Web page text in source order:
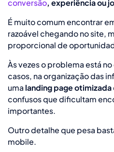
conversão, experiência ou
É muito comum encontrar
razoável chegando no site,
proporcional de
Às vezes o problema está
casos, na organização das
uma landing page otimizada
confusos que dificultam
importantes.
Outro detalhe que pesa
mobile.